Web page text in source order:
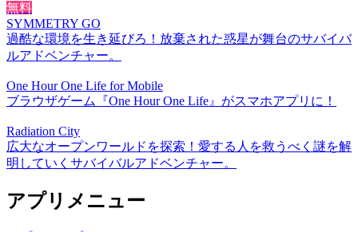
無料
SYMMETRY GO
過酷な環境を生き延びろ！放棄された惑星が舞台のサバイバ
ルアドベンチャー。
One Hour One Life for Mobile
ブラウザゲーム『One Hour One Life』がスマホアプリに！
Radiation City
広大なオープンワールドを探索！愛する人を救うべく謎を解
明していくサバイバルアドベンチャー。
アプリメニュー